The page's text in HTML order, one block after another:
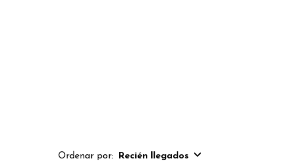
Ordenar por: Recién llegados